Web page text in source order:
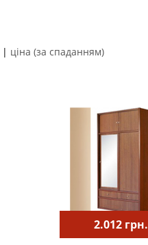
| ціна (за спаданням)
2.012 грн.